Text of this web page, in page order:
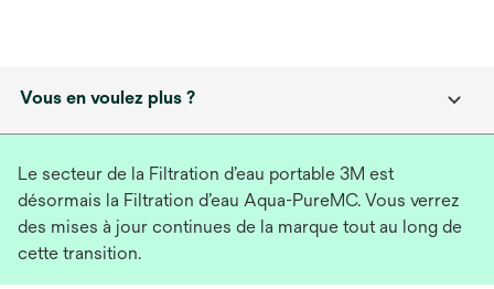
Vous en voulez plus ?
Le secteur de la Filtration d’eau portable 3M est
désormais la Filtration d’eau Aqua-PureMC. Vous verrez
des mises à jour continues de la marque tout au long de
cette transition.